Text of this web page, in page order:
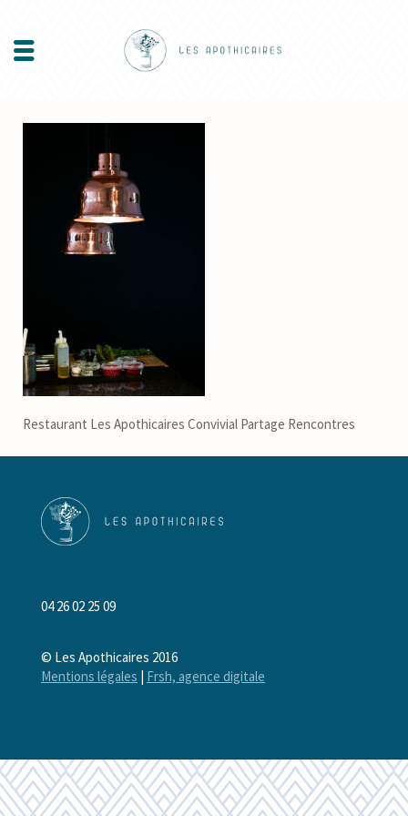
Restaurant Les Apothicaires Convivial Partage Rencontres
04 26 02 25 09
© Les Apothicaires 2016
Mentions légales
Frsh, agence digitale